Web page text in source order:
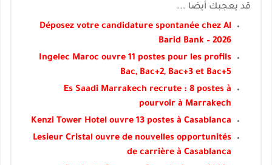
قد يعجبك أيضا ...
Déposez votre candidature spontanée chez Al
Barid Bank – 2026
Ingelec Maroc ouvre 11 postes pour les profils
Bac, Bac+2, Bac+3 et Bac+5
Es Saadi Marrakech recrute : 8 postes à
pourvoir à Marrakech
Kenzi Tower Hotel ouvre 13 postes à Casablanca
Lesieur Cristal ouvre de nouvelles opportunités
de carrière à Casablanca